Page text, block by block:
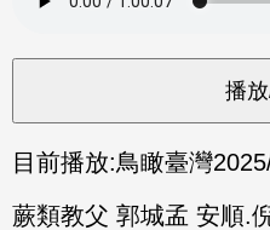
目前播放:鳥瞰臺灣
蕨類教父 郭城孟 安順.